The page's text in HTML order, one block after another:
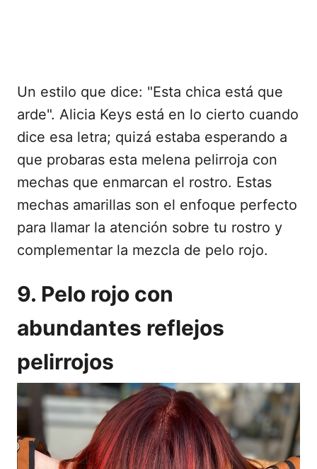
Un estilo que dice: "Esta chica está que
arde". Alicia Keys está en lo cierto cuando
dice esa letra; quizá estaba esperando a
que probaras esta melena pelirroja con
mechas que enmarcan el rostro. Estas
mechas amarillas son el enfoque perfecto
para llamar la atención sobre tu rostro y
complementar la mezcla de pelo rojo.
9. Pelo rojo con
abundantes reflejos
pelirrojos